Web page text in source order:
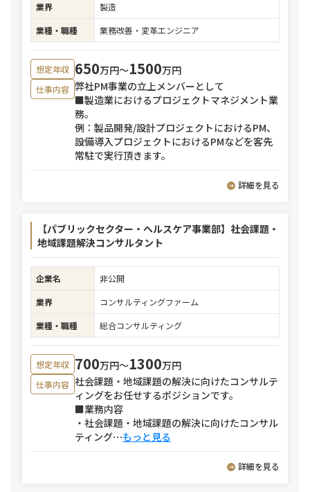
業界
製造
業種・職種
業務改善・変革エンジニア
想定年収 650万円〜1500万円
仕事内容 弊社PM事業の立上メンバーとして
■製造業におけるプロジェクトマネジメント業
務。
例：製品開発/設計プロジェクトにおけるPM、
設備導入プロジェクトにおけるPMなどを客先
常駐で実行頂きます。
詳細を見る
【パブリックセクター・ヘルスケア事業部】社会課題・
地域課題解決コンサルタント
企業名
非公開
業界
コンサルティングファーム
業種・職種
総合コンサルティング
想定年収 700万円〜1300万円
仕事内容 社会課題・地域課題の解決に向けたコンサルテ
ィングをお任せするポジションです。
■業務内容
・社会課題・地域課題の解決に向けたコンサル
ティング⋯もっと見る
詳細を見る